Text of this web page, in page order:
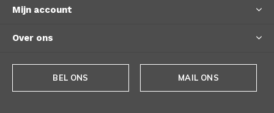
Mijn account
Over ons
BEL ONS MAIL ONS